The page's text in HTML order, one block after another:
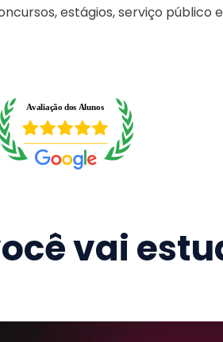
estágios, serviço público e
vai